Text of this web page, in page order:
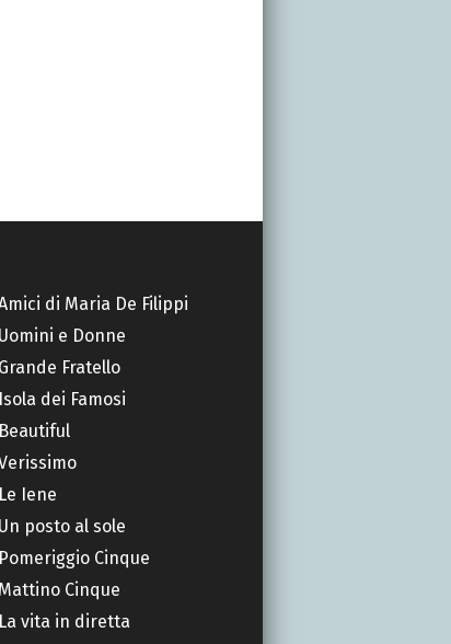
di Maria De Filippi
Uomini e Donne
Grande Fratello
Isola dei Famosi
Beautiful
Le Iene
Un posto al sole
Pomeriggio Cinque
Mattino Cinque
La vita in diretta